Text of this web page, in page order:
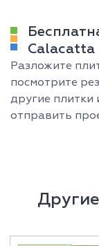
Calacatta
Разложите
посмотрите
другие плитки
отправить